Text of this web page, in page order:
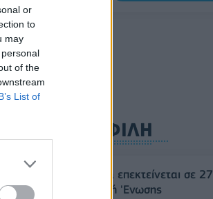
or
to
may
of the
List of
ΔΗΜΟΦΙΛΗ
Η Vendora επεκτείνεται σε
Ευρωπαϊκή 'Ενωσης